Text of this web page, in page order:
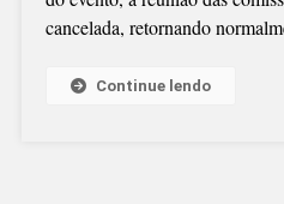
cancelada, retornando
Continue lendo